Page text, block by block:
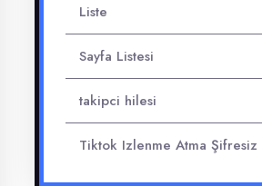
Liste
Sayfa Listesi
takipci hilesi
Tiktok Izlenme Atma Şifresiz